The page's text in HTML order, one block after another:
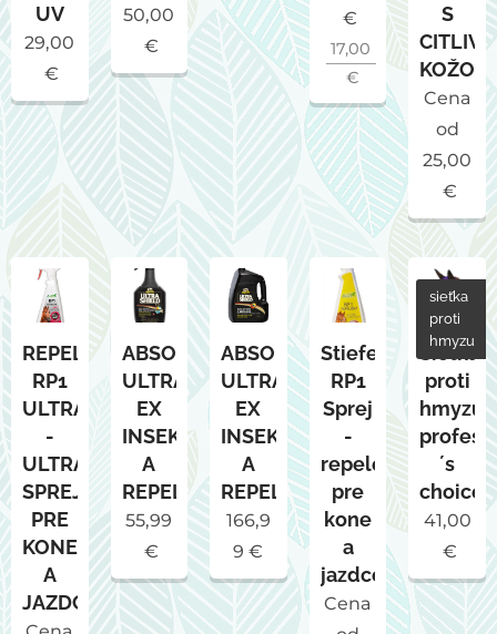
UV
29,00
€
50,00
€
€
17,00
€
S
KOŽOU
Cena
od
25,00
€
REPELENT
RP1
ULTRA
-
ULTRASILNÝ
SPREJ
PRE
KONE
A
JAZDCOV
ABSORBINE
ULTRASHIELD
EX
INSEKTICID
A
REPELENT
55,99
€
ABSORBINE
ULTRASHIELD
EX
INSEKTICID
A
REPELENT
166,9
9 €
Stiefel
RP1
Sprej
-
repelent
pre
kone
a
jazdcov
Cena
Sieťka
proti
hmyzu
´s
choice
sieťka
proti
hmyzu
41,00
€